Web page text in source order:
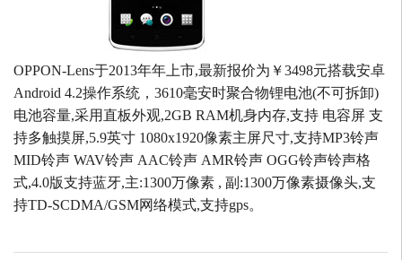
OPPON-Lens于2013年年上市,最新报价为￥3498元搭载安卓
Android 4.2操作系统，3610毫安时聚合物锂电池(不可拆卸)
电池容量,采用直板外观,2GB RAM机身内存,支持 电容屏 支
持多触摸屏,5.9英寸 1080x1920像素主屏尺寸,支持MP3铃声
MID铃声 WAV铃声 AAC铃声 AMR铃声 OGG铃声铃声格
式,4.0版支持蓝牙,主:1300万像素 , 副:1300万像素摄像头,支
持TD-SCDMA/GSM网络模式,支持gps。